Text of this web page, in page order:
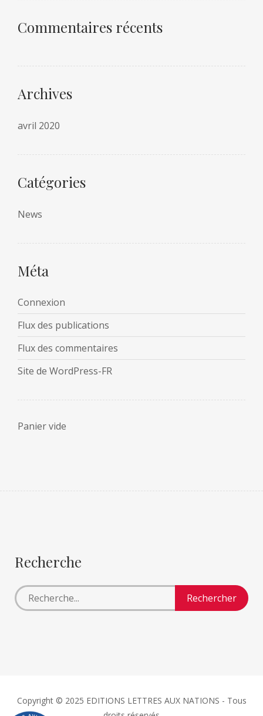
Commentaires récents
Archives
avril 2020
Catégories
News
Méta
Connexion
Flux des publications
Flux des commentaires
Site de WordPress-FR
Panier vide
Recherche
Copyright © 2025 EDITIONS LETTRES AUX NATIONS - Tous